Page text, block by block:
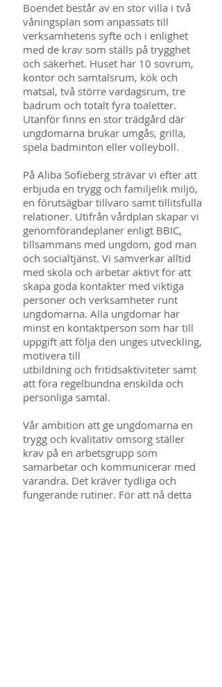
Boendet består av en stor villa i två
våningsplan som anpassats till
verksamhetens syfte och i enlighet
med de krav som ställs på trygghet
och säkerhet. Huset har 10 sovrum,
kontor och samtalsrum, kök och
matsal, två större vardagsrum, tre
badrum och totalt fyra toaletter.
Utanför finns en stor trädgård där
ungdomarna brukar umgås, grilla,
spela badminton eller volleyboll.
På Aliba Sofieberg strävar vi efter att
erbjuda en trygg och familjelik miljö,
en förutsägbar tillvaro samt tillitsfulla
relationer. Utifrån vårdplan skapar vi
genomförandeplaner enligt BBIC,
tillsammans med ungdom, god man
och socialtjänst. Vi samverkar alltid
med skola och arbetar aktivt för att
skapa goda kontakter med viktiga
personer och verksamheter runt
ungdomarna. Alla ungdomar har
minst en kontaktperson som har till
uppgift att följa den unges utveckling,
motivera till
utbildning och fritidsaktiviteter samt
att föra regelbundna enskilda och
personliga samtal.
Vår ambition att ge ungdomarna en
trygg och kvalitativ omsorg ställer
krav på en arbetsgrupp som
samarbetar och kommunicerar med
varandra. Det kräver tydliga och
fungerande rutiner. För att nå detta